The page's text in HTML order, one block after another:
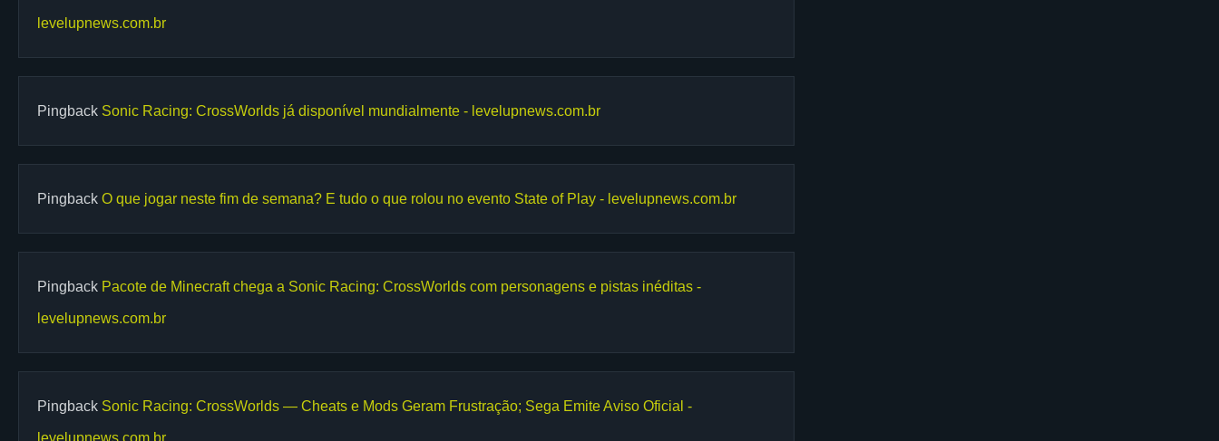
levelupnews.com.br
Pingback Sonic Racing: CrossWorlds já disponível mundialmente - levelupnews.com.br
Pingback O que jogar neste fim de semana? E tudo o que rolou no evento State of Play - levelupnews.com.br
Pingback Pacote de Minecraft chega a Sonic Racing: CrossWorlds com personagens e pistas inéditas -
levelupnews.com.br
Pingback Sonic Racing: CrossWorlds — Cheats e Mods Geram Frustração; Sega Emite Aviso Oficial -
levelupnews.com.br